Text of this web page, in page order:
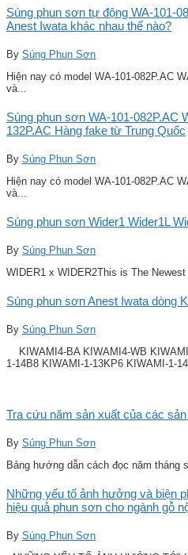
Súng phun sơn tự động WA-101-
Anest Iwata khác nhau thế nào?
By Súng Phun Sơn
Hiện nay có model WA-101-082P.AC
và...
Súng phun sơn WA-101-082P.AC
132P.AC Hàng fake từ Trung Quốc
By Súng Phun Sơn
Hiện nay có model WA-101-082P.AC
và...
Súng phun sơn Wider1 Wider1L
By Súng Phun Sơn
WIDER1 x WIDER2This is The
Súng phun sơn Anest Iwata dòng
By Súng Phun Sơn
KIWAMI4-BA KIWAMI4-WB
1-14B8 KIWAMI-1-13KP6 KIWAMI-1-
Tra cứu năm sản xuất của các
By Súng Phun Sơn
Bảng hướng dẫn cách đọc năm tháng
Những yếu tố ảnh hưởng và biện
hiệu quả phun sơn cho ngành gỗ
By Súng Phun Sơn